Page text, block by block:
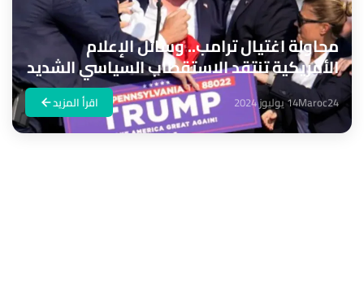
محاولة اغتيال ترامب.. وسائل الإعلام
الأمريكية تنتقد الاستقطاب السياسي الشديد
Maroc2414 يوليوز 2024 اقرأ المزيد